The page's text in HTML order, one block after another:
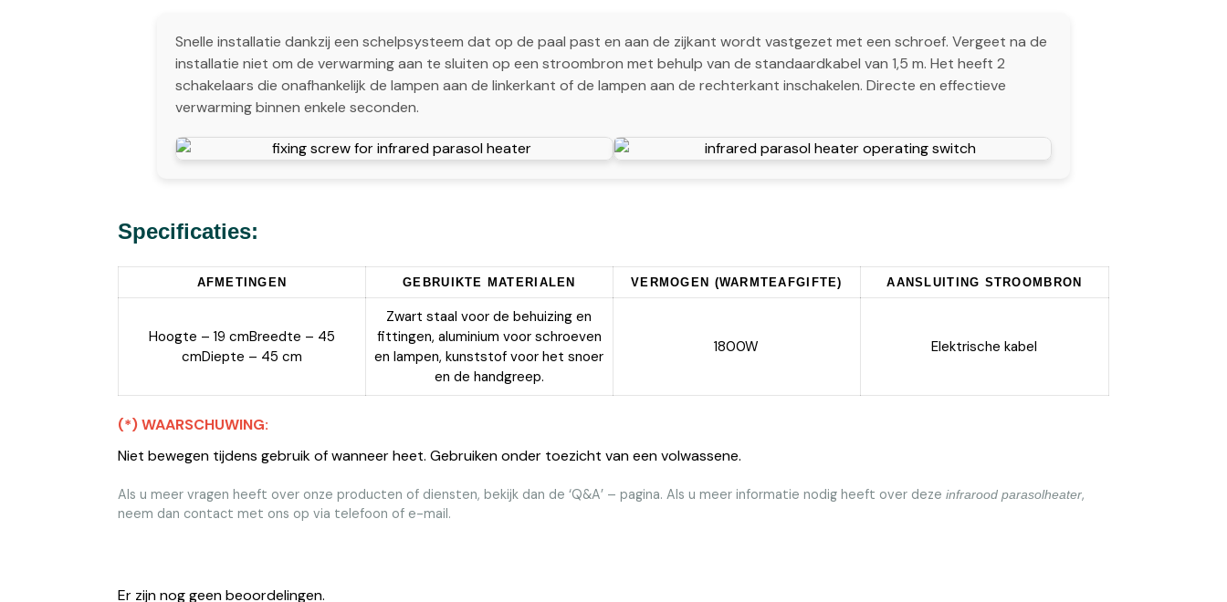
Snelle installatie dankzij een schelpsysteem dat op de paal past en aan de zijkant wordt vastgezet met een schroef. Vergeet na de
installatie niet om de verwarming aan te sluiten op een stroombron met behulp van de standaardkabel van 1,5 m. Het heeft 2
schakelaars die onafhankelijk de lampen aan de linkerkant of de lampen aan de rechterkant inschakelen. Directe en effectieve
verwarming binnen enkele seconden.
Specificaties:
AFMETINGEN GEBRUIKTE MATERIALEN VERMOGEN (WARMTEAFGIFTE) AANSLUITING STROOMBRON
Hoogte – 19 cmBreedte – 45
cmDiepte – 45 cm
Zwart staal voor de behuizing en
fittingen, aluminium voor schroeven
en lampen, kunststof voor het snoer
en de handgreep.
1800W Elektrische kabel
(*) WAARSCHUWING:
Niet bewegen tijdens gebruik of wanneer heet. Gebruiken onder toezicht van een volwassene.
Als u meer vragen heeft over onze producten of diensten, bekijk dan de ‘Q&A’ – pagina. Als u meer informatie nodig heeft over deze infrarood parasolheater,
neem dan contact met ons op via telefoon of e-mail.
Er zijn nog geen beoordelingen.